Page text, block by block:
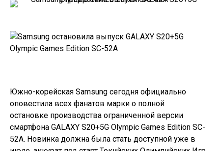
Южно-корейская Samsung сегодня официально
оповестила всех фанатов марки о полной
остановке производства ограниченной версии
смартфона GALAXY S20+5G Olympic Games Edition SC-
52A. Новинка должна была стать доступной уже в